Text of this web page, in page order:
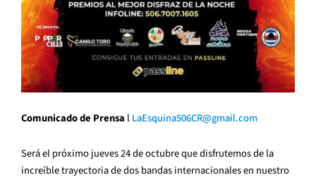
Comunicado de Prensa l LaEsquina506CR@gmail.com
Será el próximo jueves 24 de octubre que disfrutemos de la
increíble trayectoria de dos bandas internacionales en nuestro